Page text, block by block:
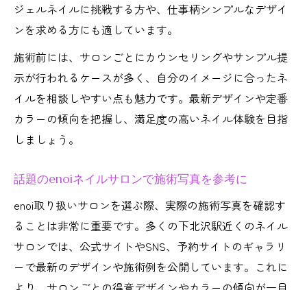
ジェルネイルに挑戦する方や、仕事柄シンプルなデザイ
ンを求める方にも適しています。
施術前には、サロンごとにカウンセリングやサンプル提
示が行われるケースが多く、自分のイメージに合ったネ
イルを相談しやすい点も魅力です。最新デザインや定番
カラーの傾向を把握し、満足度の高いネイル体験を目指
しましょう。
話題のenoiネイルサロンで施術写真を参考に
enoi取り扱いサロンを選ぶ際、実際の施術写真を確認す
ることは非常に重要です。多くの下北沢駅近くのネイル
サロンでは、公式サイトやSNS、予約サイトのギャラリ
ーで最新のデザインや施術例を公開しています。これに